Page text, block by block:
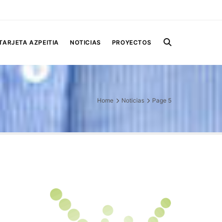
AZPEITIA NOTICIAS PROYECTOS
Home Noticias Page 5